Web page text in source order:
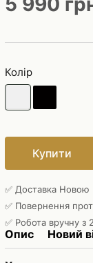
Колір
Купити
✅ Доставка
✅ Повернення
✅ Робота вручну
Опис Новий